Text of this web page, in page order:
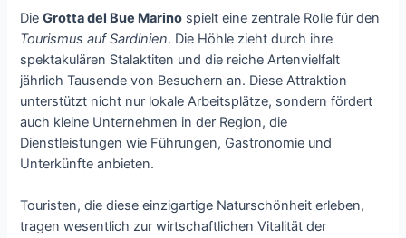
DieGrotta del Bue Marino spielt eine zentrale Rolle für den
Tourismus auf Sardinien. Die Höhle zieht durch ihre
spektakulären Stalaktiten und die reiche Artenvielfalt
jährlich Tausende von Besuchern an. Diese Attraktion
unterstützt nicht nur lokale Arbeitsplätze, sondern fördert
auch kleine Unternehmen in der Region, die
Dienstleistungen wie Führungen, Gastronomie und
Unterkünfte anbieten.
Touristen, die diese einzigartige Naturschönheit erleben,
tragen wesentlich zur wirtschaftlichen Vitalität der